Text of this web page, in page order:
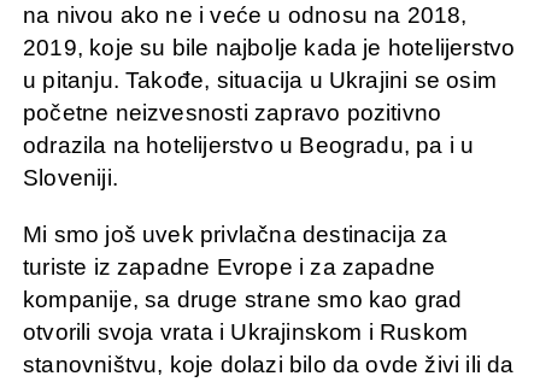
na nivou ako ne i veće u odnosu na 2018,
2019, koje su bile najbolje kada je hotelijerstvo
u pitanju. Takođe, situacija u Ukrajini se osim
početne neizvesnosti zapravo pozitivno
odrazila na hotelijerstvo u Beogradu, pa i u
Sloveniji.
Mi smo još uvek privlačna destinacija za
turiste iz zapadne Evrope i za zapadne
kompanije, sa druge strane smo kao grad
otvorili svoja vrata i Ukrajinskom i Ruskom
stanovništvu, koje dolazi bilo da ovde živi ili da